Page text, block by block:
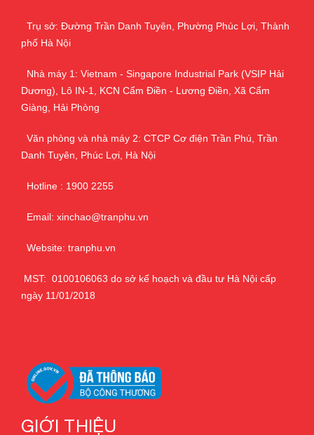
Trụ sở: Đường Trần Danh Tuyên, Phường Phúc Lợi, Thành
phố Hà Nội
Nhà máy 1: Vietnam - Singapore Industrial Park (VSIP Hải
Dương), Lô IN-1, KCN Cẩm Điền - Lương Điền, Xã Cẩm
Giàng, Hải Phòng
Văn phòng và nhà máy 2: CTCP Cơ điện Trần Phú, Trần
Danh Tuyên, Phúc Lợi, Hà Nội
Hotline : 1900 2255
Email: xinchao@tranphu.vn
Website: tranphu.vn
MST: 0100106063 do sở kế hoạch và đầu tư Hà Nội cấp
ngày 11/01/2018
GIỚI THIỆU